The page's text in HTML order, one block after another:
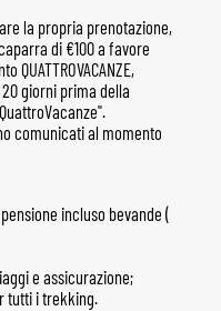
la propria prenotazione,
di €100 a favore
giorni prima della
comunicati al momento
incluso bevande (
e assicurazione;
tutti i trekking.